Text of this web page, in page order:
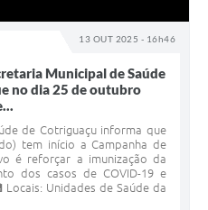
13 OUT 2025 - 16h46
Municipal de Saúde
no dia 25 de outubro
de Cotriguaçu informa que
tem início a Campanha de
é reforçar a imunização da
dos casos de COVID-19 e
Unidades de Saúde da